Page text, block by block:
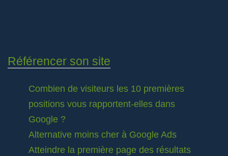
Référencer son site
Combien de visiteurs les 10 premières
positions vous rapportent-elles dans
Google ?
Alternative moins cher à Google Ads
Atteindre la première page des résultats